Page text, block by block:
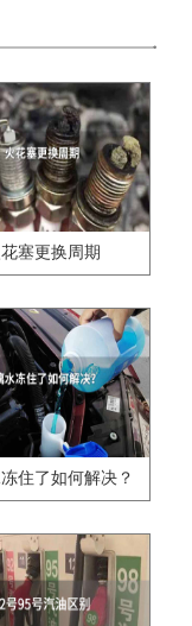
塞更换周期
住了如何解决？